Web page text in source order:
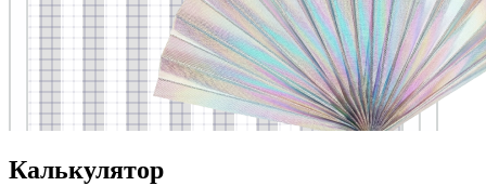
Калькулятор